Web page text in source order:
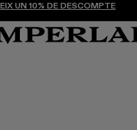
UN 10% DE DESCOMPTE